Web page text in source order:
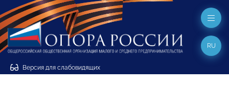
Версия для слабовидящих
RU